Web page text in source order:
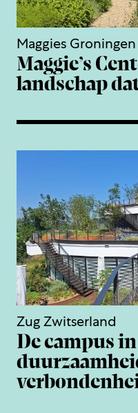
Maggies Groningen
Maggie’s
landschap
Zug Zwitserland
De campus